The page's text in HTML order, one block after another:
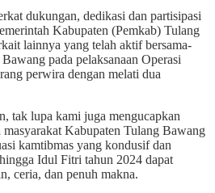
dukungan, dedikasi dan partisipasi
Kabupaten (Pemkab) Tulang
lainnya yang telah aktif bersama-
pada pelaksanaan Operasi
perwira dengan melati dua
tak lupa kami juga mengucapkan
Kabupaten Tulang Bawang
kamtibmas yang kondusif dan
Idul Fitri tahun 2024 dapat
ceria, dan penuh makna.